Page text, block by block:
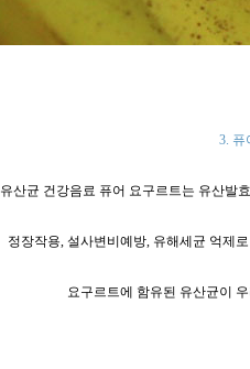
3. 퓨
유산균 건강음료 퓨어 요구르트는 유산발
정장작용, 설사변비예방, 유해세균 억제
요구르트에 함유된 유산균이